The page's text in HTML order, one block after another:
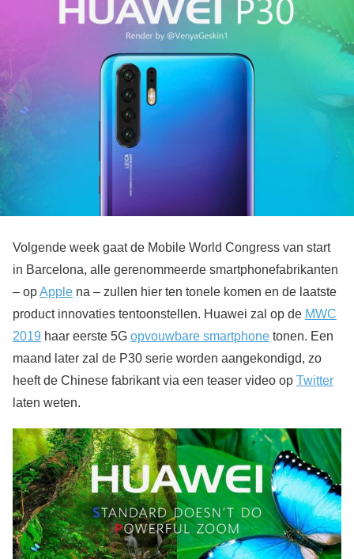
Volgende week gaat de Mobile World Congress van start
in Barcelona, alle gerenommeerde smartphonefabrikanten
– opApple na – zullen hier ten tonele komen en de laatste
product innovaties tentoonstellen. Huawei zal op de MWC
2019 haar eerste 5G opvouwbare smartphone tonen. Een
maand later zal de P30 serie worden aangekondigd, zo
heeft de Chinese fabrikant via een teaser video op Twitter
laten weten.